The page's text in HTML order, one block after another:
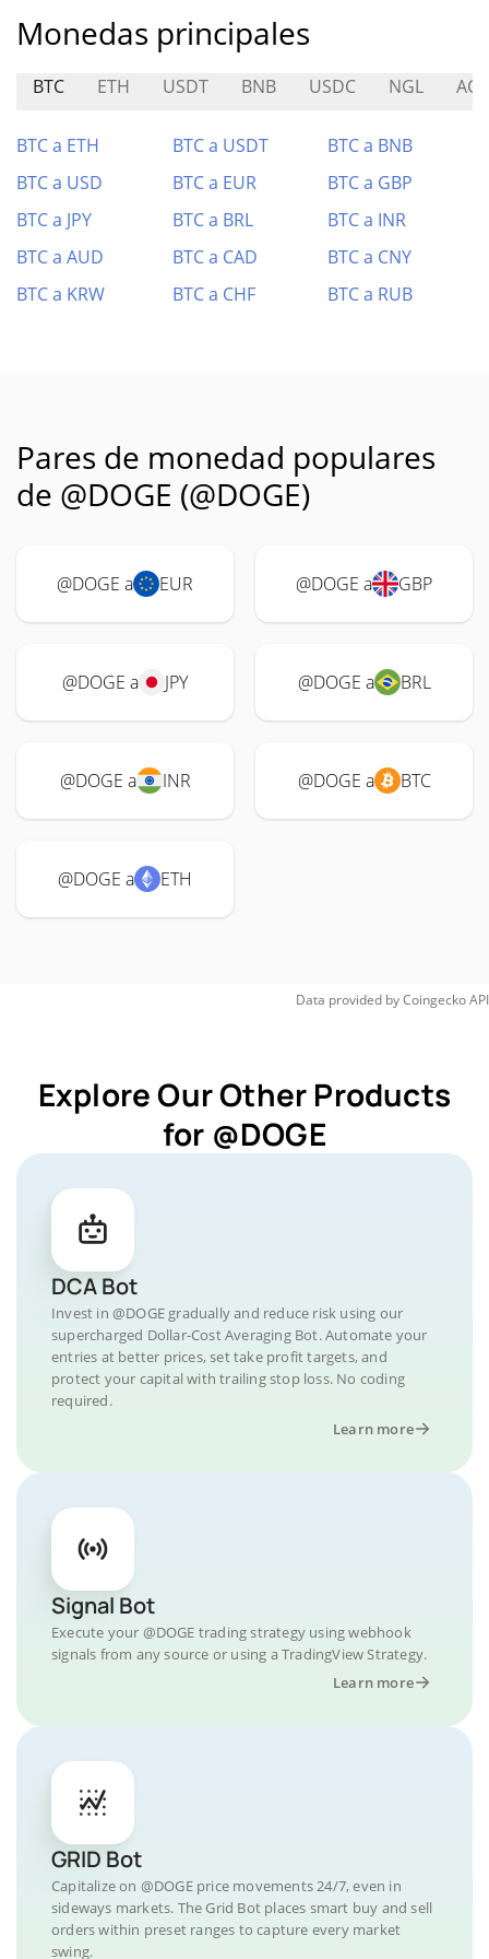
Monedas principales
BTC ETH USDT BNB USDC NGL
BTC a ETH BTC a USDT
BTC a BNB
BTC a USD
BTC a EUR
BTC a GBP
BTC a JPY
BTC a BRL
BTC a INR
BTC a AUD
BTC a CAD
BTC a CNY
BTC a KRW
BTC a CHF BTC a RUB
Pares de monedad populares
de @DOGE (@DOGE)
@DOGE a EUR @DOGE a GBP
@DOGE a JPY @DOGE a BRL
@DOGE a INR @DOGE a BTC
@DOGE a ETH
Data provided byCoingeckoAPI
Explore Our Other Products
for @DOGE
DCA Bot
Invest in @DOGE gradually and reduce risk using our
supercharged Dollar-Cost Averaging Bot. Automate your
entries at better prices, set take profit targets, and
protect your capital with trailing stop loss. No coding
required.
Learn more
Signal Bot
Execute your @DOGE trading strategy using webhook
signals from any source or using a TradingView Strategy.
Learn more
GRID Bot
Capitalize on @DOGE price movements 24/7, even in
sideways markets. The Grid Bot places smart buy and sell
orders within preset ranges to capture every market
swing.